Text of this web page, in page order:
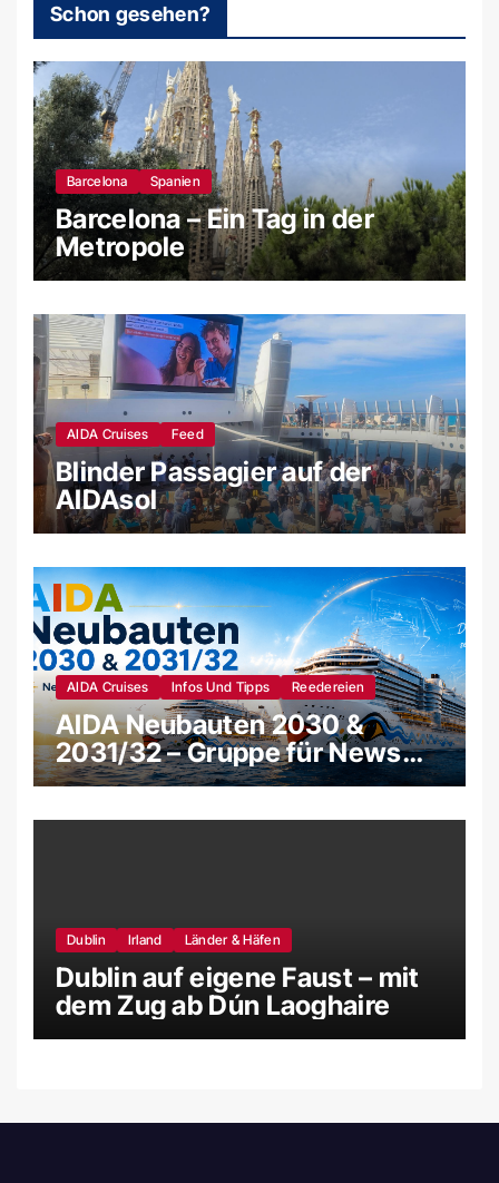
Schon gesehen?
Barcelona Spanien
Barcelona – Ein Tag in der
Metropole
AIDA Cruises Feed
Blinder Passagier auf der
AIDAsol
AIDA Cruises Infos Und Tipps Reedereien
AIDA Neubauten 2030 &
2031/32 – Gruppe für News
und Gerüchte
Dublin Irland Länder & Häfen
Dublin auf eigene Faust – mit
dem Zug ab Dún Laoghaire